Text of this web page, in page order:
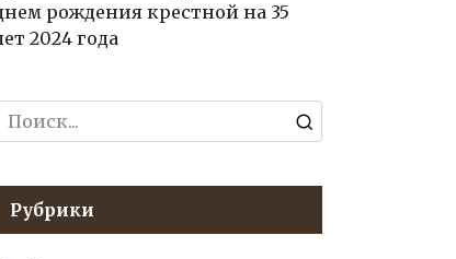
рождения крестной на 35
2024 года
Search
Рубрики